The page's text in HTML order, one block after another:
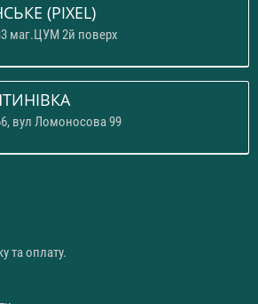
(PIXEL)
маг.ЦУМ 2й поверх
вул Ломоносова 99
та оплату.